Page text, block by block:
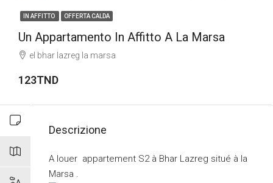
IN AFFITTO OFFERTA CALDA
Un Appartamento In Affitto A La Marsa
el bhar lazreg la marsa
123TND
Descrizione
A louer appartement S2 à Bhar Lazreg situé à la
Marsa .